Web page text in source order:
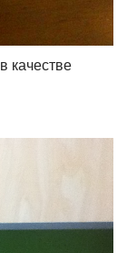
качестве